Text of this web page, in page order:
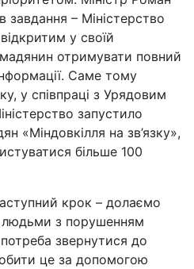
– Міністерство
у своїй
отримувати повний
Саме тому
у співпраці з Урядовим
запустило
«Міндовкілля на зв’язку»,
більше 100
крок – долаємо
людьми з порушенням
звернутися до
це за допомогою